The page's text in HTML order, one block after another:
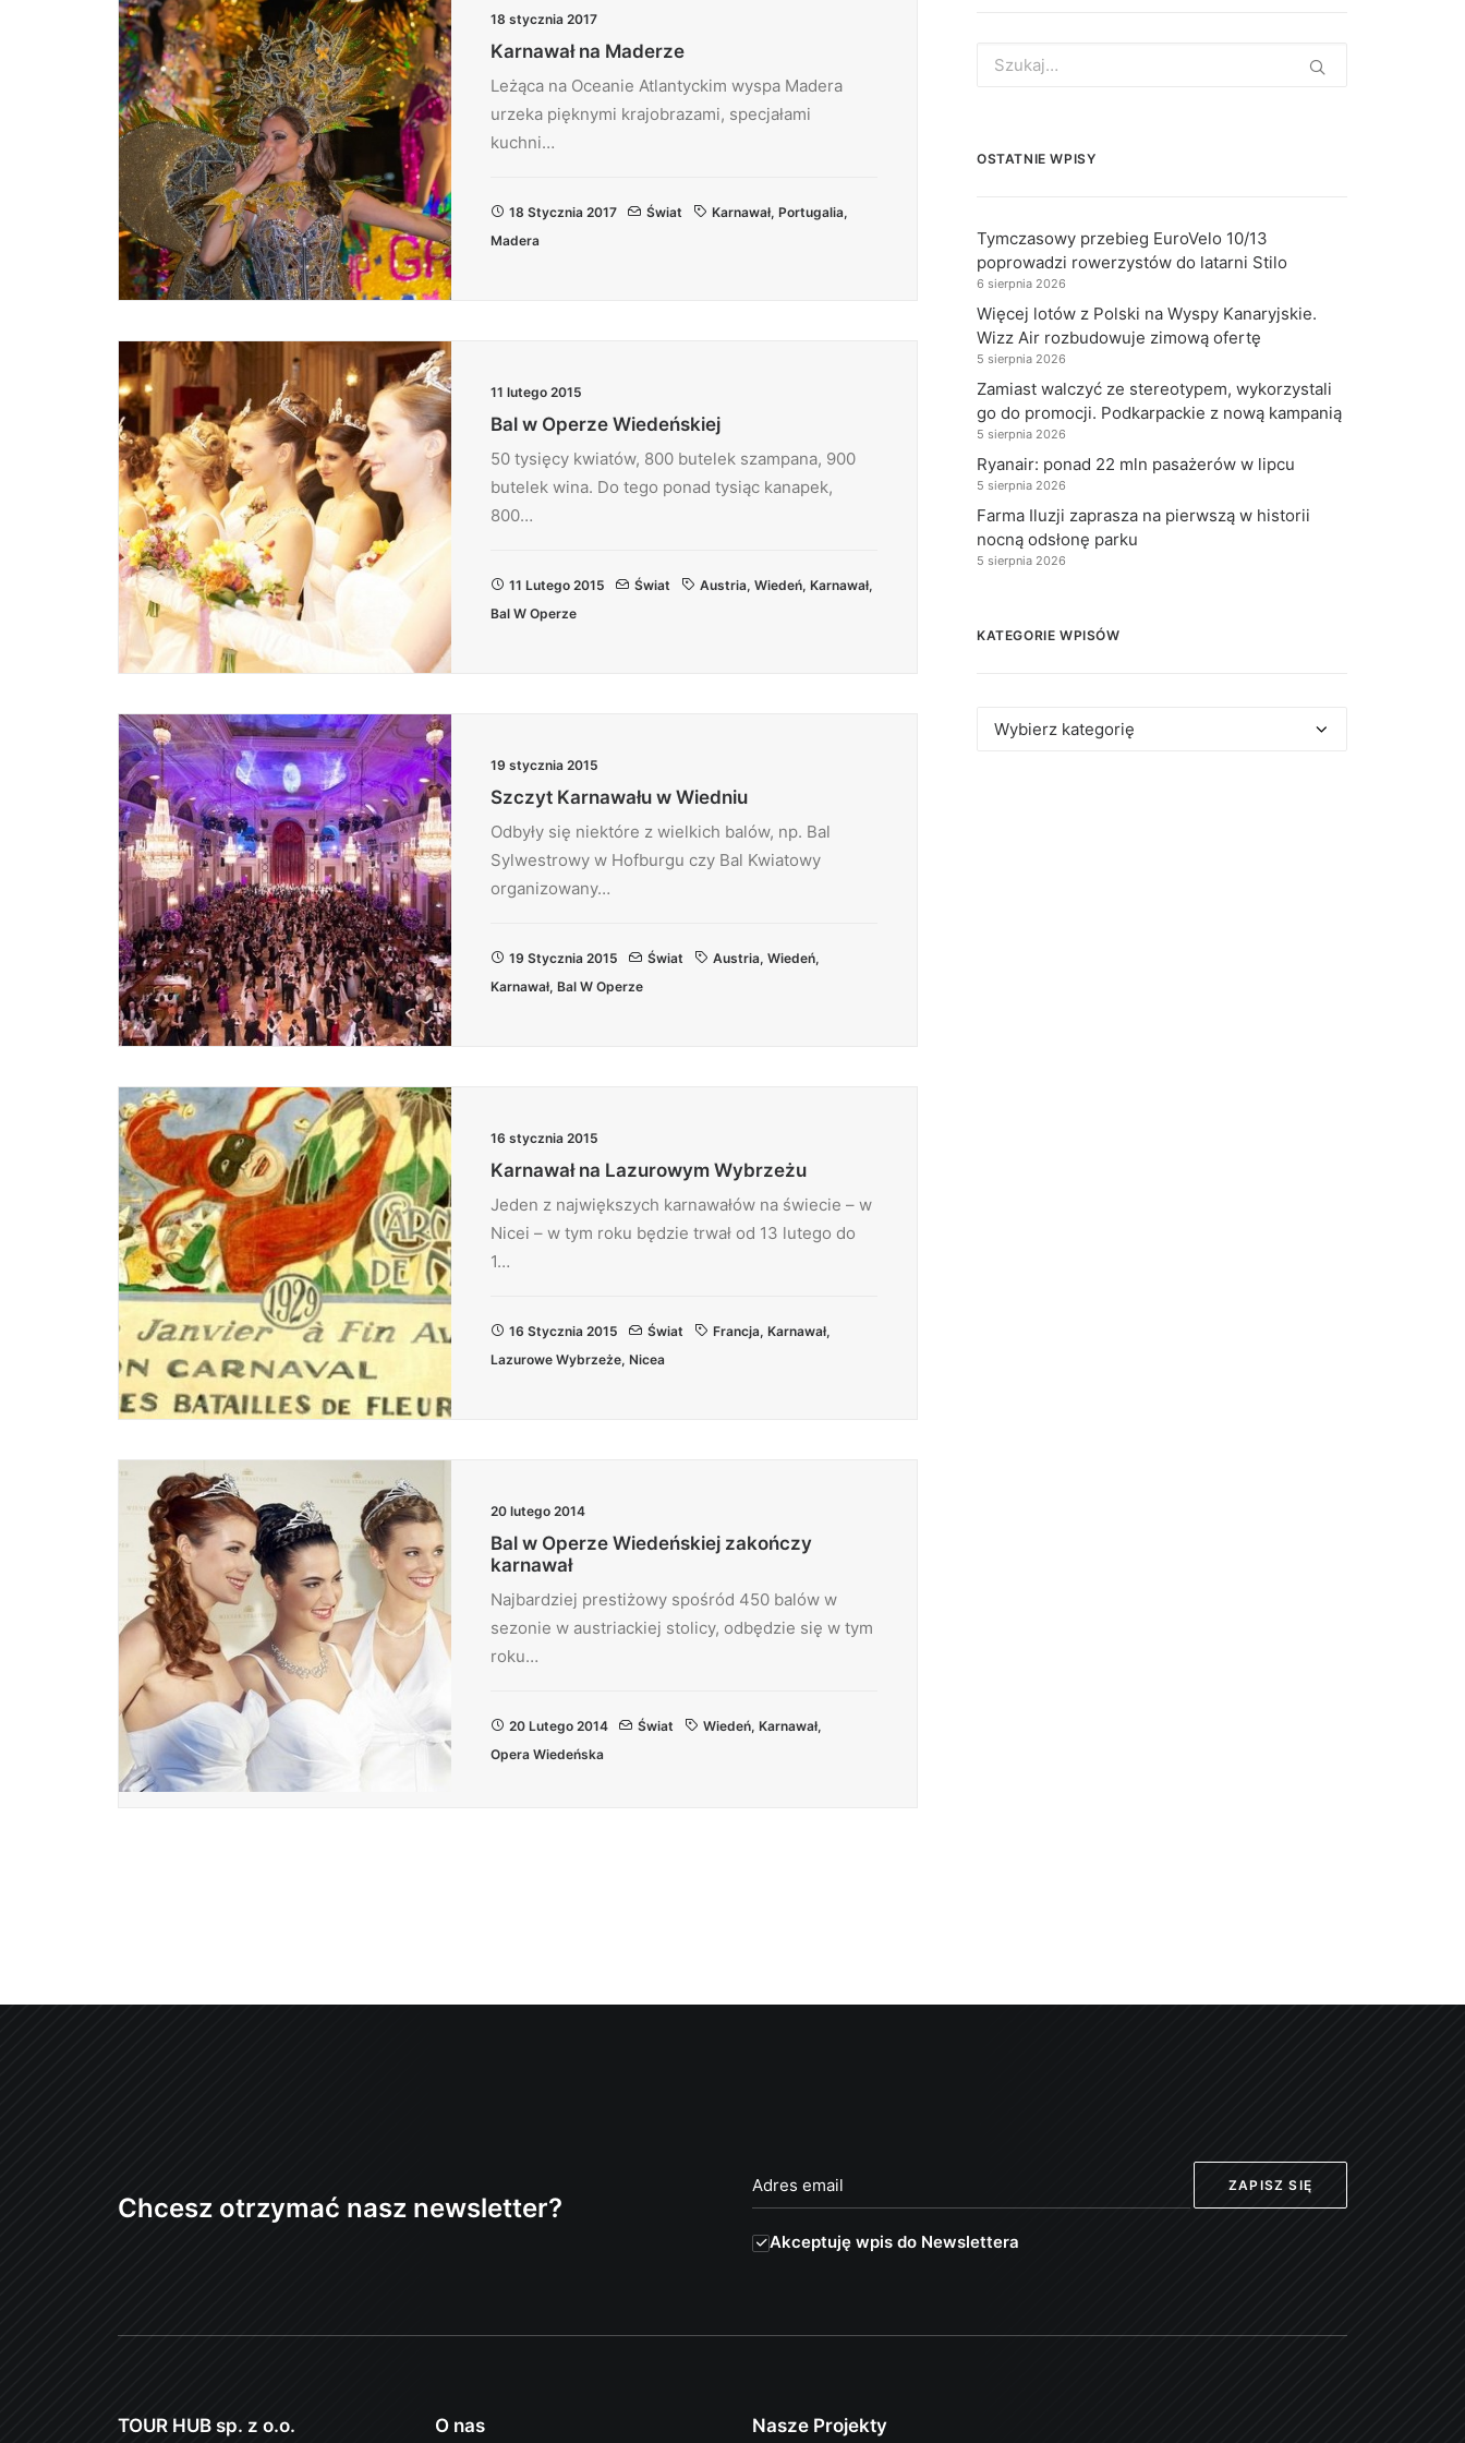
18 stycznia 2017
Karnawał na Maderze
Leżąca na Oceanie Atlantyckim wyspa Madera
urzeka pięknymi krajobrazami, specjałami
kuchni…
18 Stycznia 2017 Świat Karnawał, Portugalia,
Madera
11 lutego 2015
Bal w Operze Wiedeńskiej
50 tysięcy kwiatów, 800 butelek szampana, 900
butelek wina. Do tego ponad tysiąc kanapek,
800…
11 Lutego 2015 Świat Austria, Wiedeń, Karnawał,
Bal W Operze
19 stycznia 2015
Szczyt Karnawału w Wiedniu
Odbyły się niektóre z wielkich balów, np. Bal
Sylwestrowy w Hofburgu czy Bal Kwiatowy
organizowany…
19 Stycznia 2015 Świat Austria, Wiedeń,
Karnawał, Bal W Operze
16 stycznia 2015
Karnawał na Lazurowym Wybrzeżu
Jeden z największych karnawałów na świecie – w
Nicei – w tym roku będzie trwał od 13 lutego do
1…
16 Stycznia 2015 Świat Francja, Karnawał,
Lazurowe Wybrzeże, Nicea
20 lutego 2014
Bal w Operze Wiedeńskiej zakończy
karnawał
Najbardziej prestiżowy spośród 450 balów w
sezonie w austriackiej stolicy, odbędzie się w tym
roku…
20 Lutego 2014 Świat Wiedeń, Karnawał,
Opera Wiedeńska
for:
OSTATNIE WPISY
Tymczasowy przebieg EuroVelo 10/13
poprowadzi rowerzystów do latarni Stilo
6 sierpnia 2026
Więcej lotów z Polski na Wyspy Kanaryjskie.
Wizz Air rozbudowuje zimową ofertę
5 sierpnia 2026
Zamiast walczyć ze stereotypem, wykorzystali
go do promocji. Podkarpackie z nową kampanią
5 sierpnia 2026
Ryanair: ponad 22 mln pasażerów w lipcu
5 sierpnia 2026
Farma Iluzji zaprasza na pierwszą w historii
nocną odsłonę parku
5 sierpnia 2026
KATEGORIE WPISÓW
Kategorie
Chcesz otrzymać nasz newsletter?
Akceptuję wpis do Newslettera
TOUR HUB sp. z o.o. O nas Nasze Projekty